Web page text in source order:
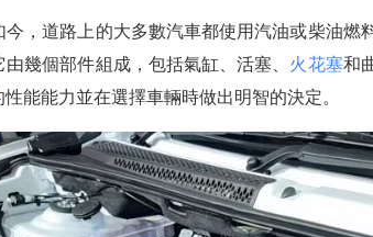
，道路上的大多數汽車都使用汽油或柴油燃
幾個部件組成，包括氣缸、活塞、 火花塞和
性能能力並在選擇車輛時做出明智的決定。